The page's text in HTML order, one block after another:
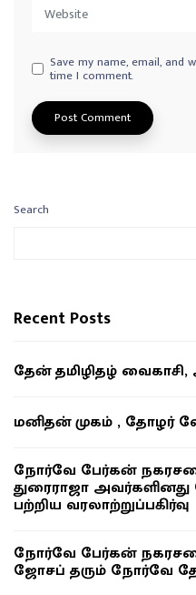
Save my name, email, and
time I comment.
Search
Recent Posts
தேன் தமிழிதழ்
மனிதன் முகம் , தோழர்
நோர்வே பேர்கன்
துரைராஜா
பற்றிய வரலாற்றுப்பகிர்வு
நோர்வே பேர்கன்
ஜோசப் தரும் நோர்வே